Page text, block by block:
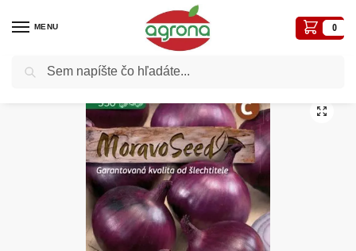
MENU 0
Domov Cibuľa jarná MS Grenada červená 2g/ 350s.